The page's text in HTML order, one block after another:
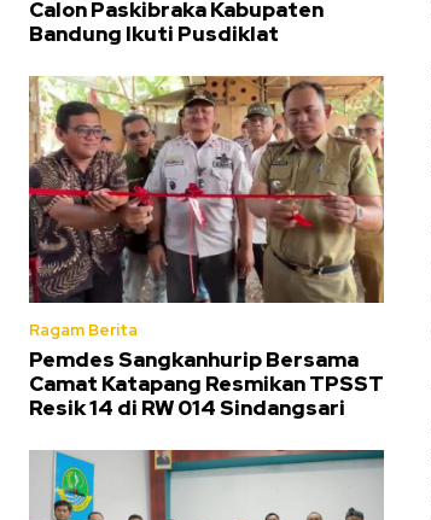
Calon Paskibraka Kabupaten
Bandung Ikuti Pusdiklat
Ragam Berita
Pemdes Sangkanhurip Bersama
Camat Katapang Resmikan TPSST
Resik 14 di RW 014 Sindangsari